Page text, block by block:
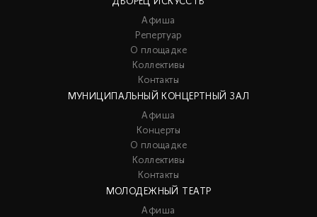
Афиша
Репертуар
О площадке
Коллективы
Контакты
МУНИЦИПАЛЬНЫЙ КОНЦЕРТНЫЙ ЗАЛ
Афиша
Концерты
О площадке
Коллективы
Контакты
МОЛОДЕЖНЫЙ ТЕАТР
Афиша